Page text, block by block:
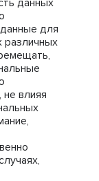
данных
для
различных
влияя